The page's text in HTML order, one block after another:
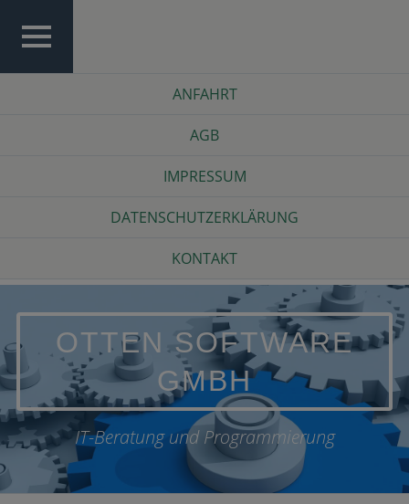
content
ANFAHRT
AGB
IMPRESSUM
DATENSCHUTZERKLÄRUNG
KONTAKT
OTTEN SOFTWARE
GMBH
IT-Beratung und Programmierung